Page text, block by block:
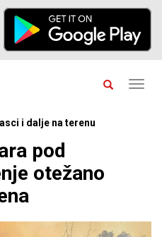
i dalje na terenu
pod
otežano